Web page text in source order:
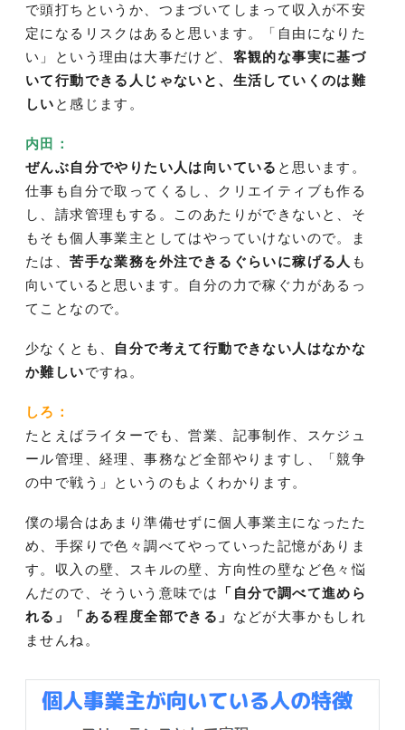
で頭打ちというか、つまづいてしまって収入が不安
定になるリスクはあると思います。「自由になりた
い」という理由は大事だけど、 客観的な事実に基づ
いて行動できる人じゃないと、生活していくのは難
しい と感じます。
内田：
ぜんぶ自分でやりたい人は向いている と思います。
仕事も自分で取ってくるし、クリエイティブも作る
し、請求管理もする。このあたりができないと、そ
もそも個人事業主としてはやっていけないので。ま
たは、苦手な業務を外注できるぐらいに稼げる人 も
向いていると思います。自分の力で稼ぐ力があるっ
てことなので。
少なくとも、 自分で考えて行動できない人はなかな
か難しいですね。
しろ：
たとえばライターでも、営業、記事制作、スケジュ
ール管理、経理、事務など全部やりますし、「競争
の中で戦う」というのもよくわかります。
僕の場合はあまり準備せずに個人事業主になったた
め、手探りで色々調べてやっていった記憶がありま
す。収入の壁、スキルの壁、方向性の壁など色々悩
んだので、そういう意味では
「自分で調べて進めら
れる」「ある程度全部できる」 などが大事かもしれ
ませんね。